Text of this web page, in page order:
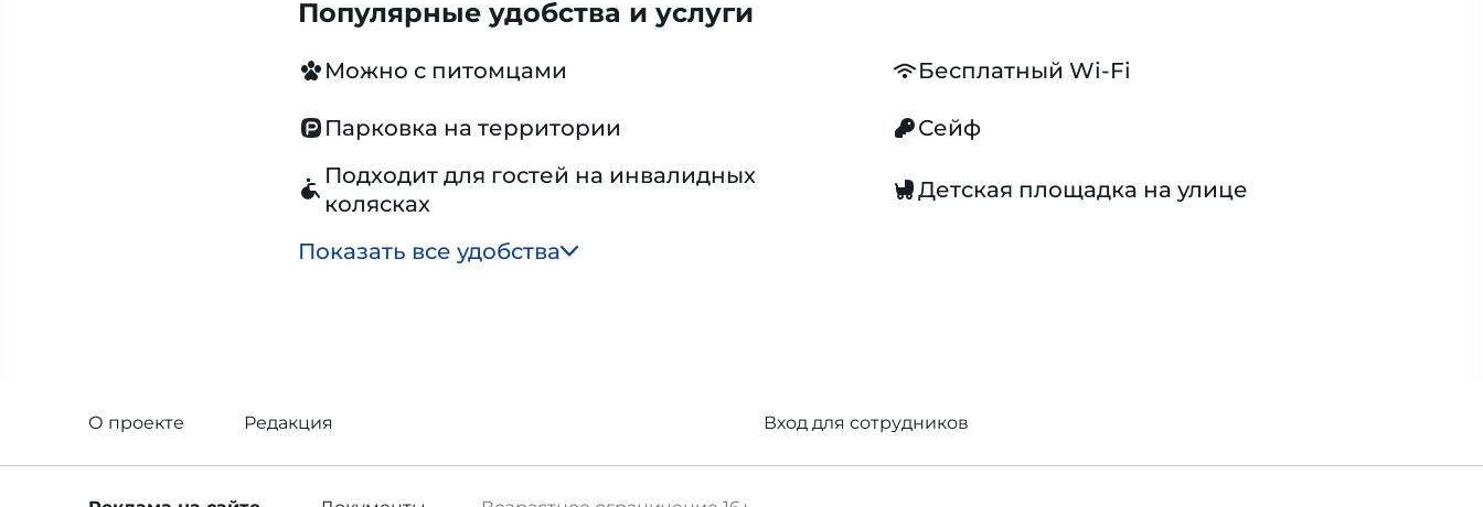
Популярные удобства и услуги
Можно с питомцами Бесплатный Wi-Fi
Парковка на территории
Сейф
Подходит для гостей на инвалидных
колясках
Детская площадка на улице
Показать все удобства
О проекте Редакция Вход для сотрудников